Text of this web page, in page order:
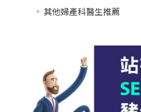
其他婦產科醫生推薦